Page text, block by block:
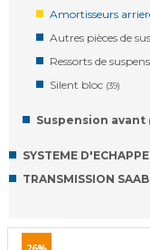
Amortisseurs
Autres pièces de
Ressorts de
Silent bloc (39)
Suspension avant
SYSTEME
TRANSMISSION SAAB